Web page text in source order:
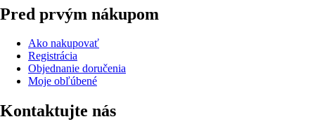
Pred prvým nákupom
Ako nakupovať
Registrácia
Objednanie doručenia
Moje obľúbené
Kontaktujte nás